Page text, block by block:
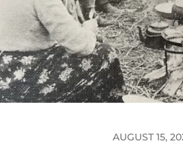
AUGUST 15,